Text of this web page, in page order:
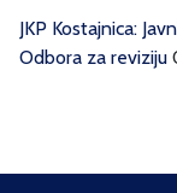
JKP Kostajnica:
Odbora za reviziju